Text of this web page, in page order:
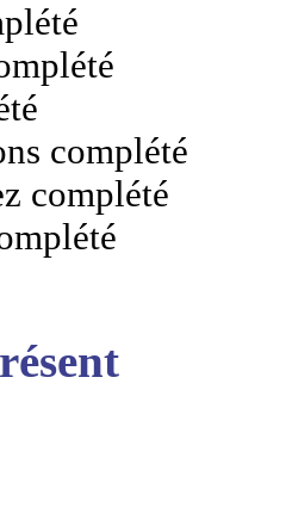
complété
complété